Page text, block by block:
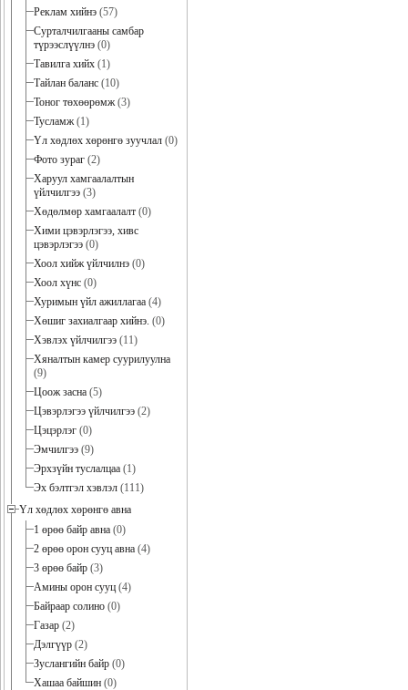
Реклам хийнэ (57)
Сурталчилгааны самбар
түрээслүүлнэ (0)
Тавилга хийх (1)
Тайлан баланс (10)
Тоног төхөөрөмж(3)
Тусламж(1)
Үл хөдлөх хөрөнгө зуучлал (0)
Фото зураг (2)
Харуул хамгаалалтын
үйлчилгээ (3)
Хөдөлмөр хамгаалалт (0)
Хими цэвэрлэгээ, хивс
цэвэрлэгээ (0)
Хоол хийж үйлчилнэ (0)
Хоол хүнс (0)
Хуримын үйл ажиллагаа (4)
Хөшиг захиалгаар хийнэ. (0)
Хэвлэх үйлчилгээ (11)
Хяналтын камер суурилуулна
(9)
Цоож засна (5)
Цэвэрлэгээ үйлчилгээ (2)
Цэцэрлэг (0)
Эмчилгээ (9)
Эрхзүйн туслалцаа (1)
Эх бэлтгэл хэвлэл (111)
Үл хөдлөх хөрөнгө авна
1 өрөө байр авна (0)
2 өрөө орон сууц авна (4)
3 өрөө байр (3)
Амины орон сууц (4)
Байраар солино (0)
Газар (2)
Дэлгүүр (2)
Зуслангийн байр (0)
Хашаа байшин (0)